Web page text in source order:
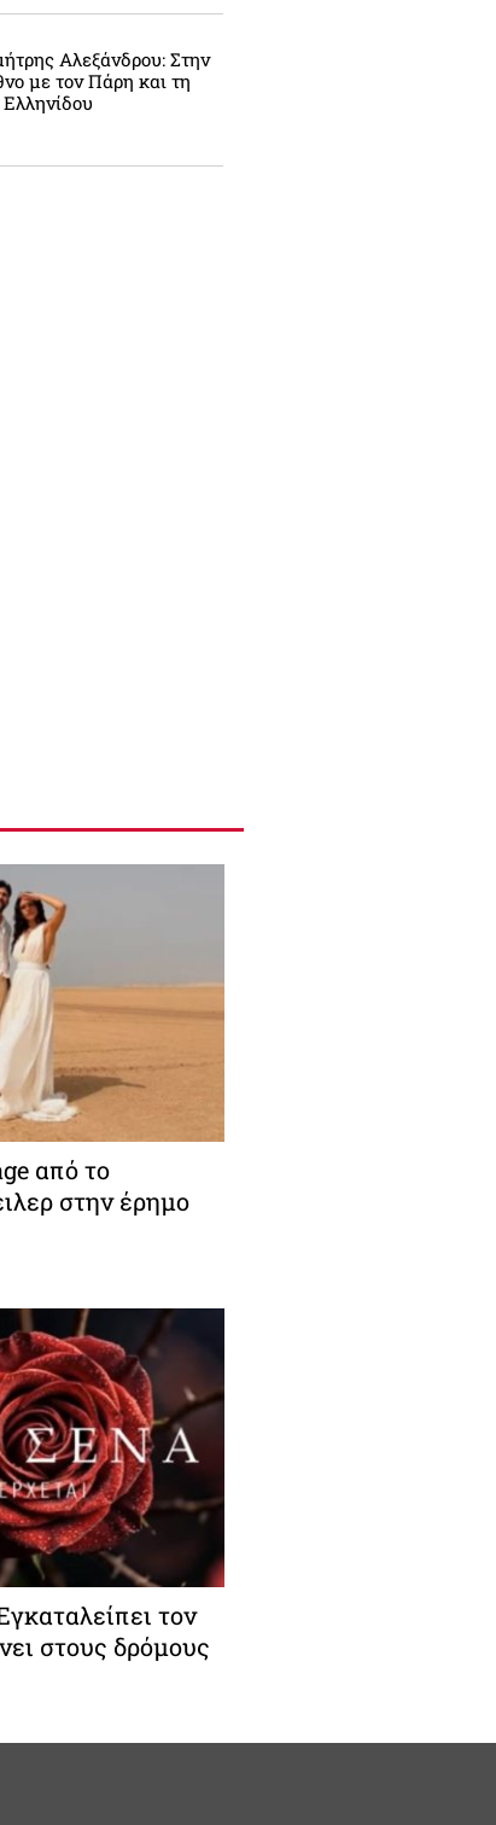
Αλεξάνδρου: Στην
με τον Πάρη και τη
από το
στην έρημο
τον
στους δρόμους